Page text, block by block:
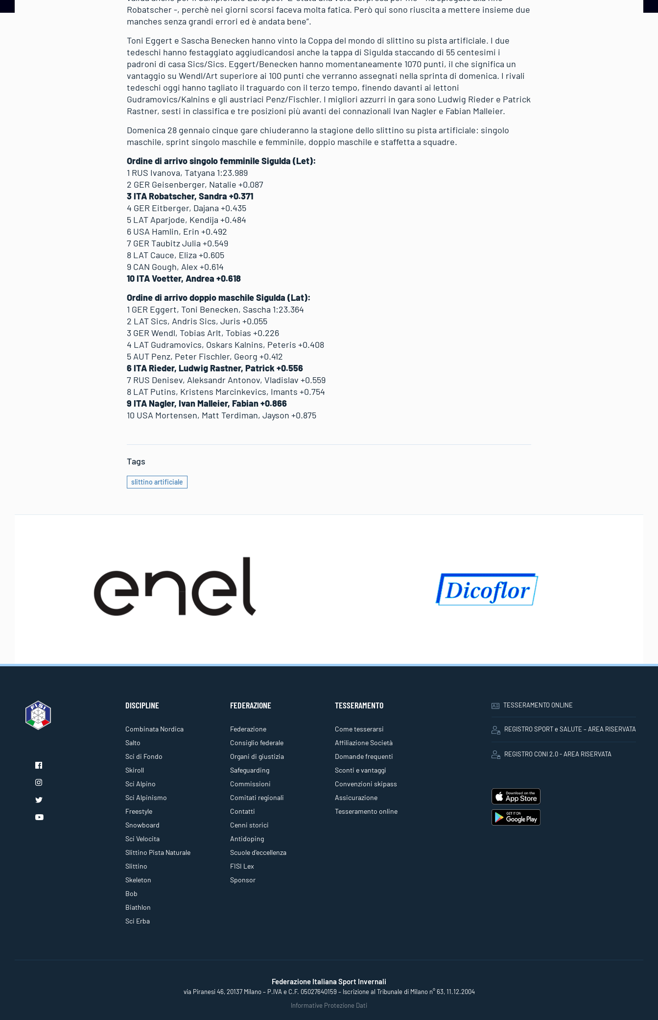
Robatscher -, perchè nei giorni scorsi faceva molta fatica. Però qui sono riuscita a mettere insieme due
manches senza grandi errori ed è andata bene”.
Toni Eggert e Sascha Benecken hanno vinto la Coppa del mondo di slittino su pista artificiale. I due
tedeschi hanno festaggiato aggiudicandosi anche la tappa di Sigulda staccando di 55 centesimi i
padroni di casa Sics/Sics. Eggert/Benecken hanno momentaneamente 1070 punti, il che significa un
vantaggio su Wendl/Art superiore ai 100 punti che verranno assegnati nella sprinta di domenica. I rivali
tedeschi oggi hanno tagliato il traguardo con il terzo tempo, finendo davanti ai lettoni
Gudramovics/Kalnins e gli austriaci Penz/Fischler. I migliori azzurri in gara sono Ludwig Rieder e Patrick
Rastner, sesti in classifica e tre posizioni più avanti dei connazionali Ivan Nagler e Fabian Malleier.
Domenica 28 gennaio cinque gare chiuderanno la stagione dello slittino su pista artificiale: singolo
maschile, sprint singolo maschile e femminile, doppio maschile e staffetta a squadre.
Ordine di arrivo singolo femminile Sigulda (Let):
1 RUS Ivanova, Tatyana 1:23.989
2 GER Geisenberger, Natalie +0.087
3 ITA Robatscher, Sandra +0.371
4 GER Eitberger, Dajana +0.435
5 LAT Aparjode, Kendija +0.484
6 USA Hamlin, Erin +0.492
7 GER Taubitz Julia +0.549
8 LAT Cauce, Eliza +0.605
9 CAN Gough, Alex +0.614
10 ITA Voetter, Andrea +0.618
Ordine di arrivo doppio maschile Sigulda (Lat):
1 GER Eggert, Toni Benecken, Sascha 1:23.364
2 LAT Sics, Andris Sics, Juris +0.055
3 GER Wendl, Tobias Arlt, Tobias +0.226
4 LAT Gudramovics, Oskars Kalnins, Peteris +0.408
5 AUT Penz, Peter Fischler, Georg +0.412
6 ITA Rieder, Ludwig Rastner, Patrick +0.556
7 RUS Denisev, Aleksandr Antonov, Vladislav +0.559
8 LAT Putins, Kristens Marcinkevics, Imants +0.754
9 ITA Nagler, Ivan Malleier, Fabian +0.866
10 USA Mortensen, Matt Terdiman, Jayson +0.875
Tags
slittino artificiale
DISCIPLINE
Combinata Nordica
Salto
Sci di Fondo
Skiroll
Sci Alpino
Sci Alpinismo
Freestyle
Snowboard
Sci Velocita
Slittino Pista Naturale
Slittino
Skeleton
Bob
Biathlon
Sci Erba
FEDERAZIONE
Federazione
Consiglio federale
Organi di giustizia
Safeguarding
Commissioni
Comitati regionali
Contatti
Cenni storici
Antidoping
Scuole d'eccellenza
FISI Lex
Sponsor
TESSERAMENTO
Come tesserarsi
Affiliazione Società
Domande frequenti
Sconti e vantaggi
Convenzioni skipass
Assicurazione
Tesseramento online
TESSERAMENTO ONLINE
REGISTRO SPORT e SALUTE – AREA RISERVATA
REGISTRO CONI 2.0 - AREA RISERVATA
Federazione Italiana Sport Invernali
via Piranesi 46, 20137 Milano – P.IVA e C.F. 05027640159 – Iscrizione al Tribunale di Milano n° 63, 11.12.2004
Informative Protezione Dati